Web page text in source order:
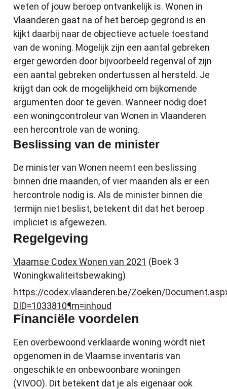
weten of jouw beroep ontvankelijk is. Wonen in
Vlaanderen gaat na of het beroep gegrond is en
kijkt daarbij naar de objectieve actuele toestand
van de woning. Mogelijk zijn een aantal gebreken
erger geworden door bijvoorbeeld regenval of zijn
een aantal gebreken ondertussen al hersteld. Je
krijgt dan ook de mogelijkheid om bijkomende
argumenten door te geven. Wanneer nodig doet
een woningcontroleur van Wonen in Vlaanderen
een hercontrole van de woning.
Beslissing van de minister
De minister van Wonen neemt een beslissing
binnen drie maanden, of vier maanden als er een
hercontrole nodig is. Als de minister binnen die
termijn niet beslist, betekent dit dat het beroep
impliciet is afgewezen.
Regelgeving
Vlaamse Codex Wonen van 2021 (Boek 3
Woningkwaliteitsbewaking)
https://codex.vlaanderen.be/Zoeken/
DID=1033810¶m=inhoud
Financiële voordelen
Een overbewoond verklaarde woning wordt niet
opgenomen in de Vlaamse inventaris van
ongeschikte en onbewoonbare woningen
(VIVOO). Dit betekent dat je als eigenaar ook